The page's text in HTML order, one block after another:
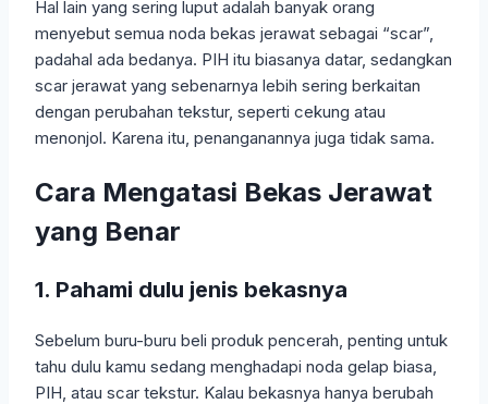
Hal lain yang sering luput adalah banyak orang
menyebut semua noda bekas jerawat sebagai “scar”,
padahal ada bedanya. PIH itu biasanya datar, sedangkan
scar jerawat yang sebenarnya lebih sering berkaitan
dengan perubahan tekstur, seperti cekung atau
menonjol. Karena itu, penanganannya juga tidak sama.
Cara Mengatasi Bekas Jerawat
yang Benar
1. Pahami dulu jenis bekasnya
Sebelum buru-buru beli produk pencerah, penting untuk
tahu dulu kamu sedang menghadapi noda gelap biasa,
PIH, atau scar tekstur. Kalau bekasnya hanya berubah